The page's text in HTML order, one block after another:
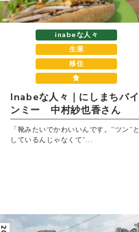
inabeな人々
生業
移住
食
Inabeな人々｜にしまちバイ
ンミー 中村紗也香さん
「靴みたいでかわいいんです。”ツン”と
しているんじゃなくて”...